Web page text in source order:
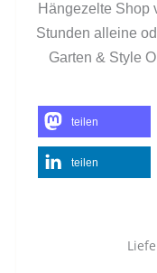
Hängezelte Shop
Stunden alleine
Garten & Style
teilen
teilen